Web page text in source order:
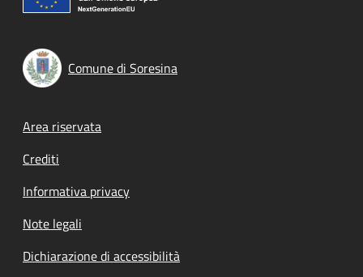
Comune di Soresina
Footer menu
Area riservata
Crediti
Informativa privacy
Note legali
Dichiarazione di accessibilità